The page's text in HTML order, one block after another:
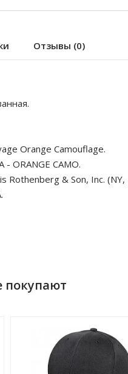
Отзывы (0)
Orange Camouflage.
- ORANGE CAMO.
& Son, Inc. (NY,
покупают